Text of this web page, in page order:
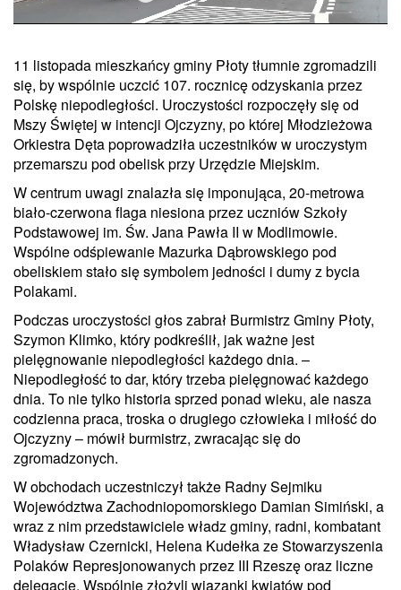
Unmute
11 listopada mieszkańcy gminy Płoty tłumnie zgromadzili
się, by wspólnie uczcić 107. rocznicę odzyskania przez
Polskę niepodległości. Uroczystości rozpoczęły się od
Mszy Świętej w intencji Ojczyzny, po której Młodzieżowa
Orkiestra Dęta poprowadziła uczestników w uroczystym
przemarszu pod obelisk przy Urzędzie Miejskim.
W centrum uwagi znalazła się imponująca, 20-metrowa
biało-czerwona flaga niesiona przez uczniów Szkoły
Podstawowej im. Św. Jana Pawła II w Modlimowie.
Wspólne odśpiewanie Mazurka Dąbrowskiego pod
obeliskiem stało się symbolem jedności i dumy z bycia
Polakami.
Podczas uroczystości głos zabrał Burmistrz Gminy Płoty,
Szymon Klimko, który podkreślił, jak ważne jest
pielęgnowanie niepodległości każdego dnia. –
Niepodległość to dar, który trzeba pielęgnować każdego
dnia. To nie tylko historia sprzed ponad wieku, ale nasza
codzienna praca, troska o drugiego człowieka i miłość do
Ojczyzny – mówił burmistrz, zwracając się do
zgromadzonych.
W obchodach uczestniczył także Radny Sejmiku
Województwa Zachodniopomorskiego Damian Simiński, a
wraz z nim przedstawiciele władz gminy, radni, kombatant
Władysław Czernicki, Helena Kudełka ze Stowarzyszenia
Polaków Represjonowanych przez III Rzeszę oraz liczne
delegacje. Wspólnie złożyli wiązanki kwiatów pod